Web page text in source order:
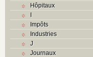
Hôpitaux
I
Impôts
Industries
J
Journaux